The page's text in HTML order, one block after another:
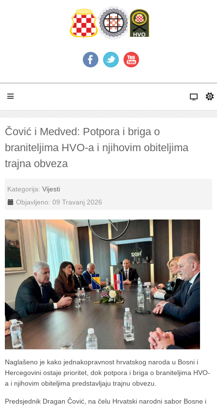
Čović i Medved: Potpora i briga o
braniteljima HVO-a i njihovim obiteljima
trajna obveza
Kategorija: Vijesti
Objavljeno: 09 Travanj 2026
Naglašeno je kako jednakopravnost hrvatskog naroda u Bosni i
Hercegovini ostaje prioritet, dok potpora i briga o braniteljima HVO-
a i njihovim obiteljima predstavljaju trajnu obvezu.
Predsjednik Dragan Čović, na čelu Hrvatski narodni sabor Bosne i